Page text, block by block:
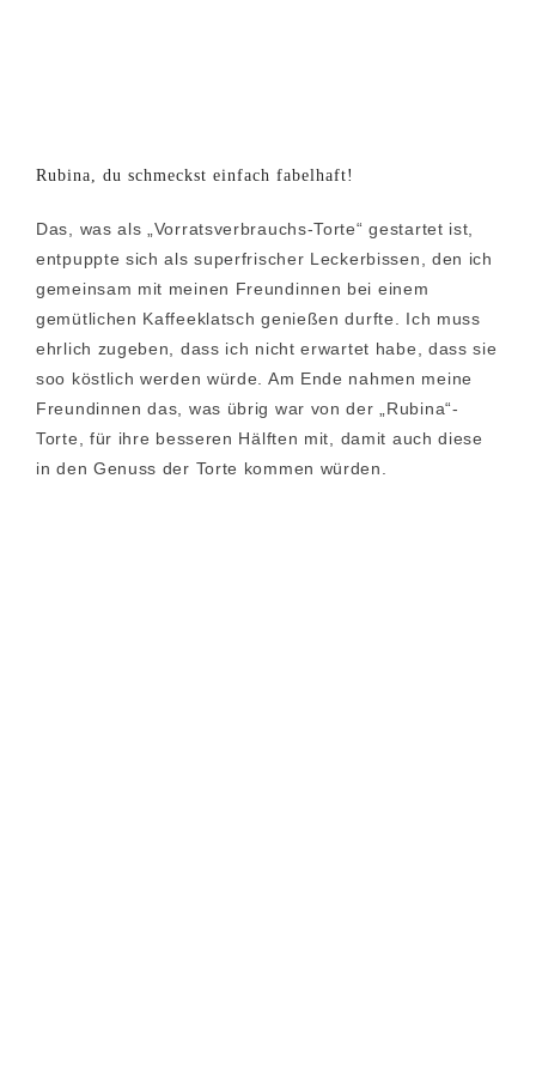
Rubina, du schmeckst einfach fabelhaft!
Das, was als „Vorratsverbrauchs-Torte“ gestartet ist,
entpuppte sich als superfrischer Leckerbissen, den ich
gemeinsam mit meinen Freundinnen bei einem
gemütlichen Kaffeeklatsch genießen durfte. Ich muss
ehrlich zugeben, dass ich nicht erwartet habe, dass sie
soo köstlich werden würde. Am Ende nahmen meine
Freundinnen das, was übrig war von der „Rubina“-
Torte, für ihre besseren Hälften mit, damit auch diese
in den Genuss der Torte kommen würden.